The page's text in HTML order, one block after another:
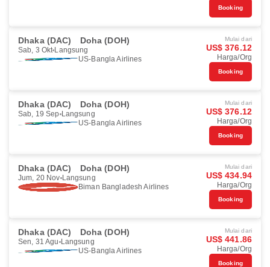
Booking
Dhaka (DAC) Doha (DOH)
Sab, 3 Okt Langsung
US-Bangla Airlines
Mulai dari
US$ 376.12
Harga/Org
Booking
Dhaka (DAC) Doha (DOH)
Sab, 19 Sep Langsung
US-Bangla Airlines
Mulai dari
US$ 376.12
Harga/Org
Booking
Dhaka (DAC) Doha (DOH)
Jum, 20 Nov Langsung
Biman Bangladesh Airlines
Mulai dari
US$ 434.94
Harga/Org
Booking
Dhaka (DAC) Doha (DOH)
Sen, 31 Agu Langsung
US-Bangla Airlines
Mulai dari
US$ 441.86
Harga/Org
Booking